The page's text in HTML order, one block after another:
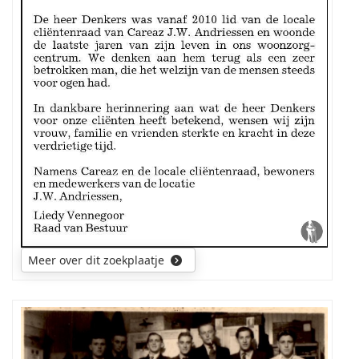
ouders
en
voorouders
van
overledene.
Wellicht
was
getrouwd
en
had
een
gezin.
De
een
welkome
aanvulling
Meer over dit zoekplaatje
Namen
van